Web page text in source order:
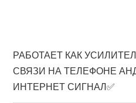
РАБОТАЕТ КАК
СВЯЗИ НА ТЕЛЕФОНЕ
ИНТЕРНЕТ СИГНАЛ✅